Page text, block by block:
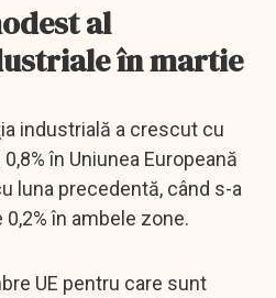
al
în martie
industrială a crescut cu
în Uniunea Europeană
luna precedentă, când s-a
în ambele zone.
UE pentru care sunt